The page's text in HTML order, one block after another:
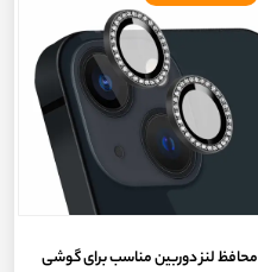
محافظ لنز دوربین مناسب برای گوشی